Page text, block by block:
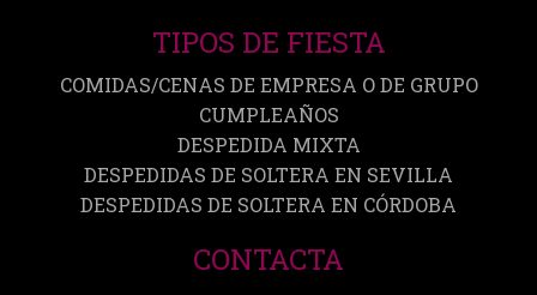
TIPOS DE FIESTA
COMIDAS/CENAS DE EMPRESA O DE GRUPO
CUMPLEAÑOS
DESPEDIDA MIXTA
DESPEDIDAS DE SOLTERA EN SEVILLA
DESPEDIDAS DE SOLTERA EN CÓRDOBA
CONTACTA